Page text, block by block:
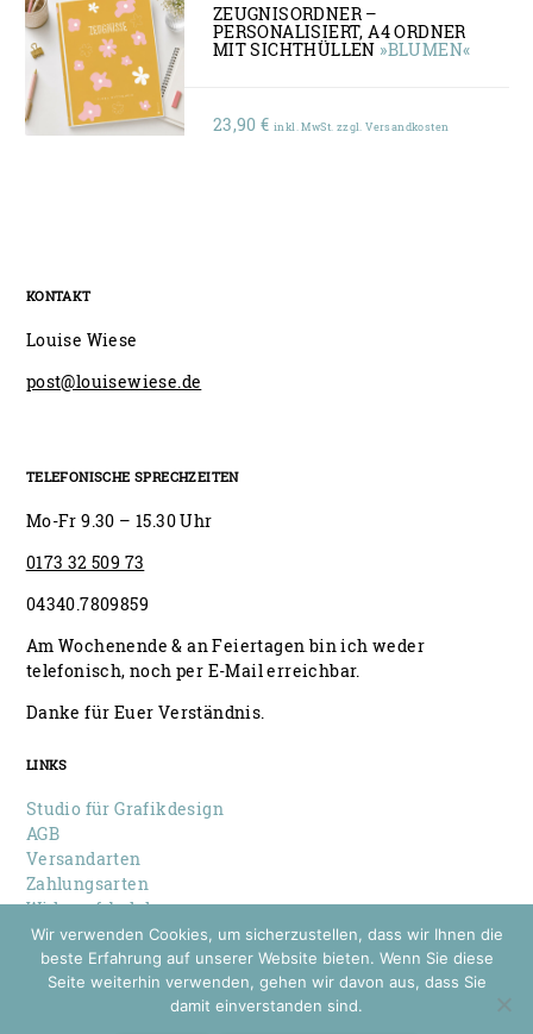
ZEUGNISORDNER –
PERSONALISIERT, A4 ORDNER
MIT SICHTHÜLLEN »BLUMEN«
23,90€ inkl. MwSt. zzgl. Versandkosten
KONTAKT
Louise Wiese
post@louisewiese.de
TELEFONISCHE SPRECHZEITEN
Mo-Fr 9.30 – 15.30 Uhr
0173 32 509 73
04340.7809859
Am Wochenende & an Feiertagen bin ich weder
telefonisch, noch per E-Mail erreichbar.
Danke für Euer Verständnis.
LINKS
Studio für Grafikdesign
AGB
Versandarten
Zahlungsarten
Widerrufsbelehrung
Datenschutz
Impressum
Wir verwenden Cookies, um sicherzustellen, dass wir Ihnen die
beste Erfahrung auf unserer Website bieten. Wenn Sie diese
Seite weiterhin verwenden, gehen wir davon aus, dass Sie
damit einverstanden sind.